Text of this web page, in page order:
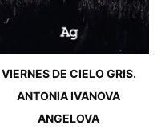
VIERNES DE CIELO GRIS.
ANTONIA IVANOVA
ANGELOVA